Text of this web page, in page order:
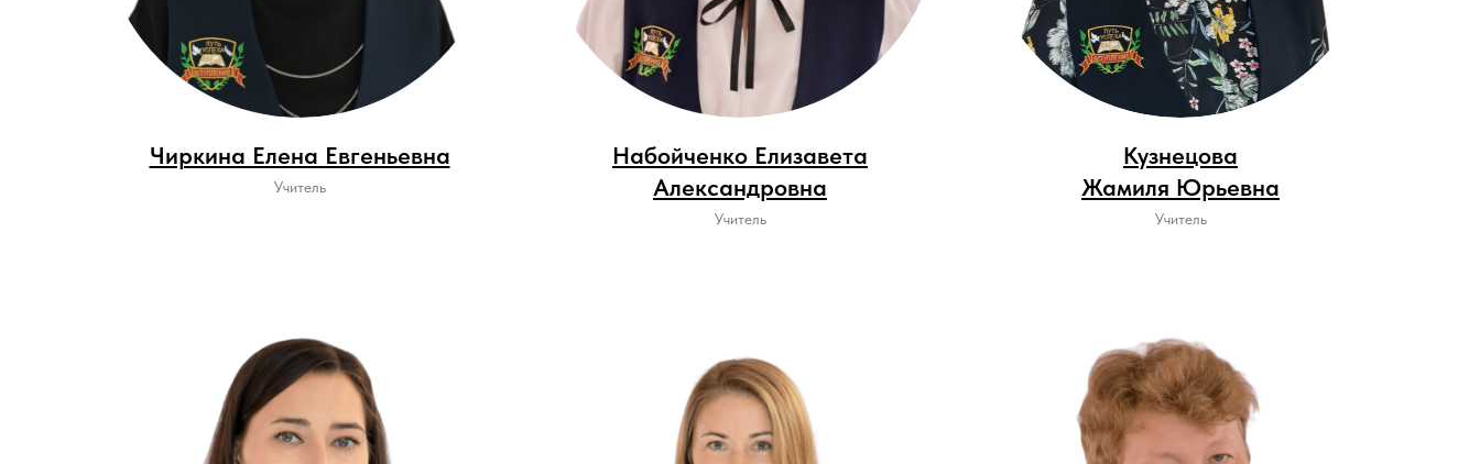
Чиркина Елена Евгеньевна
Учитель
Набойченко Елизавета
Александровна
Учитель
Кузнецова
Жамиля Юрьевна
Учитель